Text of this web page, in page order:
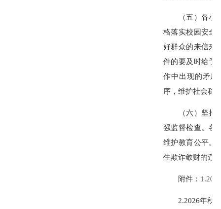
（五）各小学
格落实校园安全
好群众的来信来
件的要及时给予
作中出现的矛盾
序，维护社会稳
（六）坚持公
强监督检查。各
维护教育公平。
生欺诈敛财的违
附件：1.2026
2.2026年秋季